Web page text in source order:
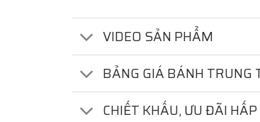
VIDEO SẢN PHẨM
BẢNG GIÁ BÁNH TRUNG
CHIẾT KHẤU, ƯU ĐÃI